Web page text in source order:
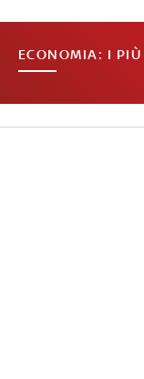
ECONOMIA: I PIÙ